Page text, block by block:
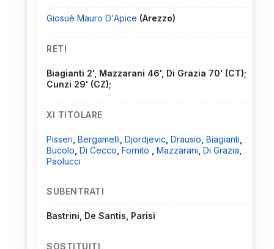
Giosuè Mauro D'Apice (Arezzo)
RETI
Biagianti 2', Mazzarani 46', Di Grazia 70' (CT);
Cunzi 29' (CZ);
XI TITOLARE
Pisseri Bergamelli Djordjevic Drausio Biagianti
Bucolo Di Cecco Fornito Mazzarani Di Grazia
Paolucci
SUBENTRATI
Bastrini, De Santis, Parisi
SOSTITUITI